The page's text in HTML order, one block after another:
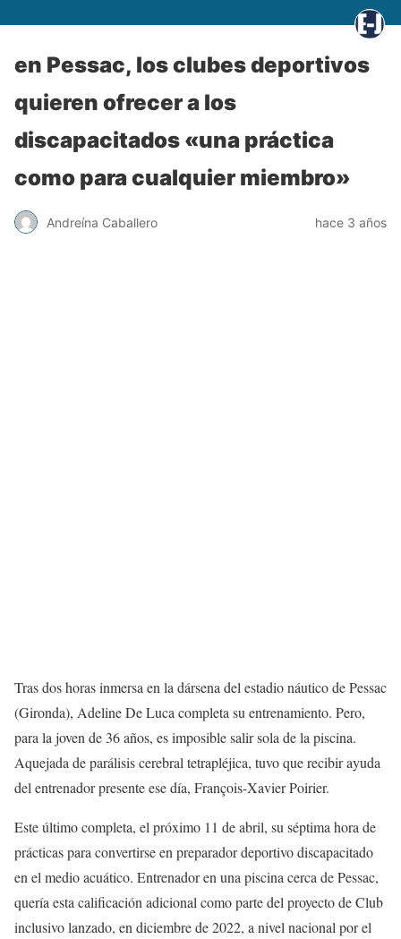
en Pessac, los clubes deportivos
quieren ofrecer a los
discapacitados «una práctica
como para cualquier miembro»
Andreína Caballero hace 3 años
Tras dos horas inmersa en la dársena del estadio náutico de Pessac
(Gironda), Adeline De Luca completa su entrenamiento. Pero,
para la joven de 36 años, es imposible salir sola de la piscina.
Aquejada de parálisis cerebral tetrapléjica, tuvo que recibir ayuda
del entrenador presente ese día, François-Xavier Poirier.
Este último completa, el próximo 11 de abril, su séptima hora de
prácticas para convertirse en preparador deportivo discapacitado
en el medio acuático. Entrenador en una piscina cerca de Pessac,
quería esta calificación adicional como parte del proyecto de Club
inclusivo lanzado, en diciembre de 2022, a nivel nacional por el